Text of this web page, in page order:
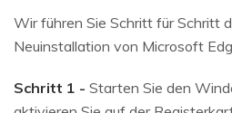
Wir führen Sie Schritt für Schritt
Neuinstallation von Microsoft
Schritt 1 - Starten Sie den